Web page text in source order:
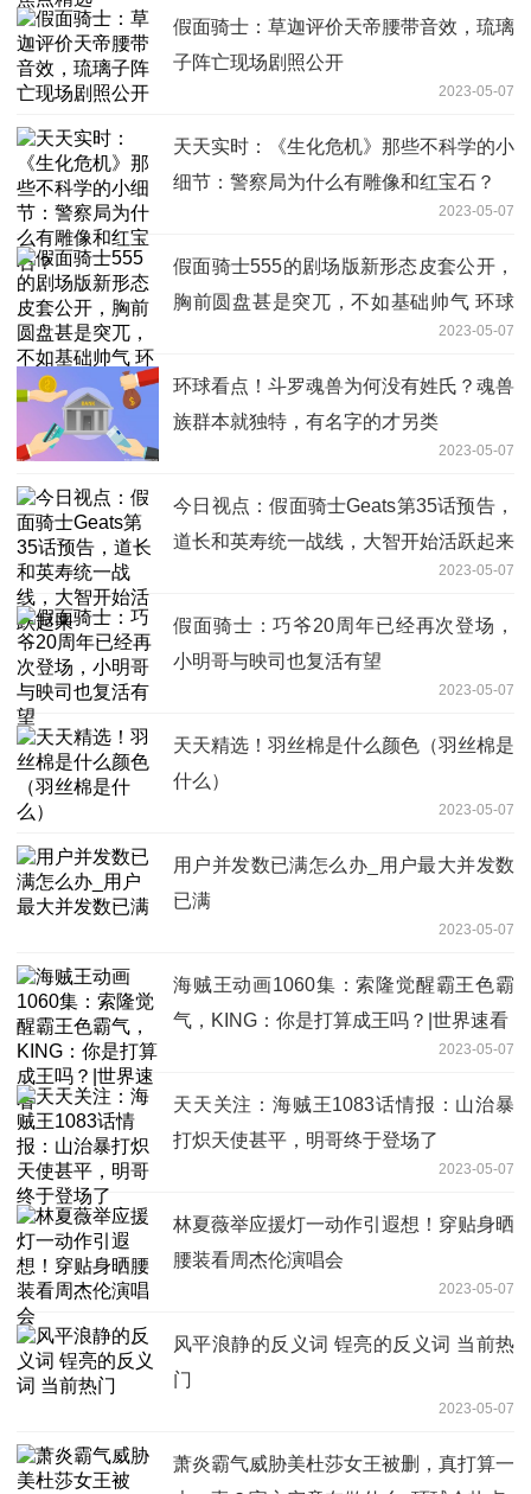
假面骑士：草迦评价天帝腰带音效，琉璃
子阵亡现场剧照公开
2023-05-07
天天实时：《生化危机》那些不科学的小
细节：警察局为什么有雕像和红宝石？
2023-05-07
假面骑士555的剧场版新形态皮套公开，
胸前圆盘甚是突兀，不如基础帅气 环球
2023-05-07
环球看点！斗罗魂兽为何没有姓氏？魂兽
族群本就独特，有名字的才另类
2023-05-07
今日视点：假面骑士Geats第35话预告，
道长和英寿统一战线，大智开始活跃起来
2023-05-07
假面骑士：巧爷20周年已经再次登场，
小明哥与映司也复活有望
2023-05-07
天天精选！羽丝棉是什么颜色（羽丝棉是
什么）
2023-05-07
用户并发数已满怎么办_用户最大并发数
已满
2023-05-07
海贼王动画1060集：索隆觉醒霸王色霸
气，KING：你是打算成王吗？|世界速看
2023-05-07
天天关注：海贼王1083话情报：山治暴
打炽天使甚平，明哥终于登场了
2023-05-07
林夏薇举应援灯一动作引遐想！穿贴身晒
腰装看周杰伦演唱会
2023-05-07
风平浪静的反义词 锃亮的反义词 当前热
门
2023-05-07
萧炎霸气威胁美杜莎女王被删，真打算一